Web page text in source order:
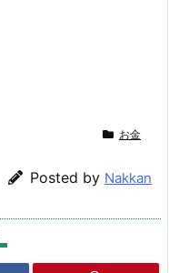
お金
Posted by Nakkan